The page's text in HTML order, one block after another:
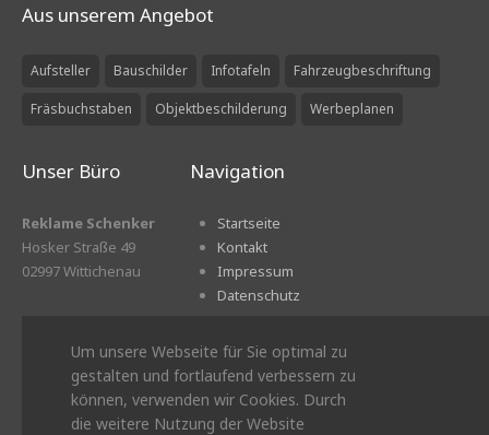
Aus unserem Angebot
Aufsteller Bauschilder Infotafeln Fahrzeugbeschriftung
Fräsbuchstaben Objektbeschilderung Werbeplanen
Unser Büro
Reklame Schenker
Hosker Straße 49
02997 Wittichenau
Mo. bis Fr. 8:00 – 16:00 Uhr
Navigation
Startseite
Kontakt
Impressum
Datenschutz
Um unsere Webseite für Sie optimal zu
gestalten und fortlaufend verbessern zu
können, verwenden wir Cookies. Durch
die weitere Nutzung der Website